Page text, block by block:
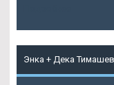
Энка + Дека